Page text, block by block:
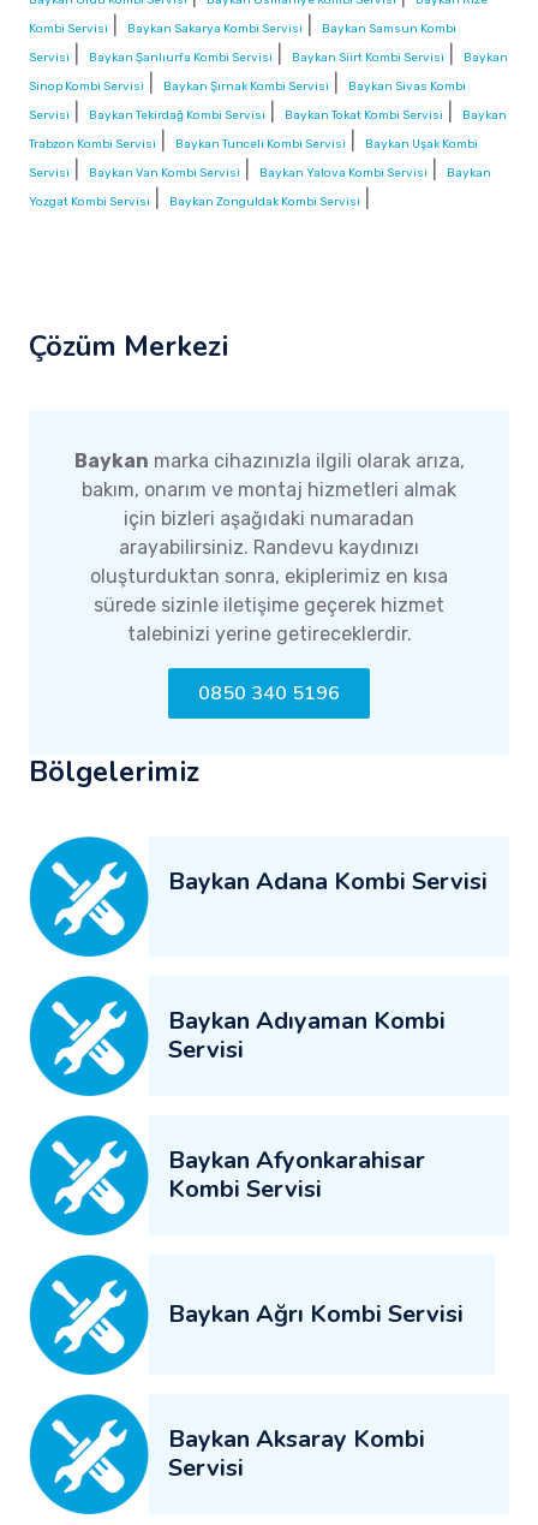
Kombi Servisi
Baykan Sakarya Kombi Servisi
Baykan Samsun Kombi
Servisi
Baykan Şanlıurfa Kombi Servisi Baykan Siirt Kombi Servisi
Baykan
Sinop Kombi Servisi
Baykan Şırnak Kombi Servisi
Baykan Sivas Kombi
Servisi
Baykan Tekirdağ Kombi Servisi Baykan Tokat Kombi Servisi
Baykan
Trabzon Kombi Servisi
Baykan Tunceli Kombi Servisi
Baykan Uşak Kombi
Servisi
Baykan Van Kombi Servisi Baykan Yalova Kombi Servisi
Baykan
Yozgat Kombi Servisi
Baykan Zonguldak Kombi Servisi
Çözüm Merkezi
Baykan marka cihazınızla ilgili olarak arıza,
bakım, onarım ve montaj hizmetleri almak
için bizleri aşağıdaki numaradan
arayabilirsiniz. Randevu kaydınızı
oluşturduktan sonra, ekiplerimiz en kısa
sürede sizinle iletişime geçerek hizmet
talebinizi yerine getireceklerdir.
0850 340 5196
Bölgelerimiz
Baykan Adana Kombi Servisi
Baykan Adıyaman Kombi
Servisi
Baykan Afyonkarahisar
Kombi Servisi
Baykan Ağrı Kombi Servisi
Baykan Aksaray Kombi
Servisi